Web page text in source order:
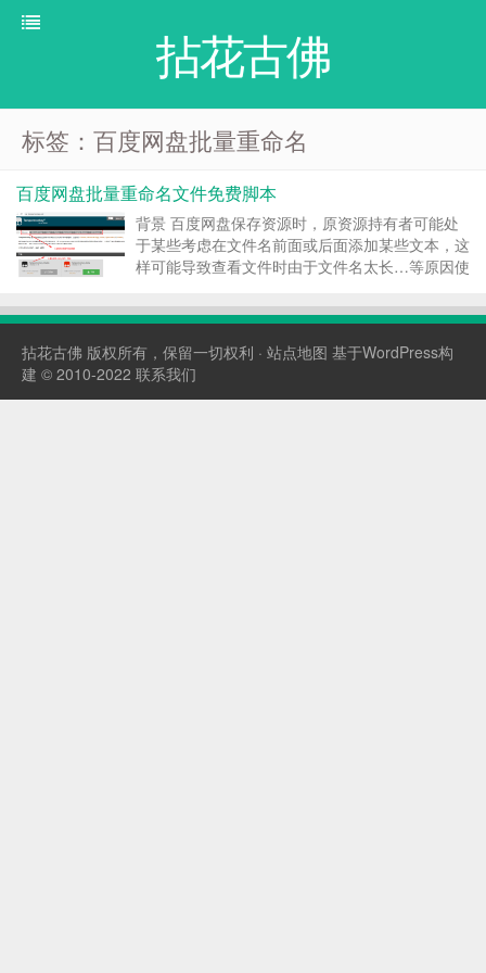
拈花古佛
标签：百度网盘批量重命名
百度网盘批量重命名文件免费脚本
背景 百度网盘保存资源时，原资源持有者可能处
于某些考虑在文件名前面或后面添加某些文本，这
样可能导致查看文件时由于文件名太长…等原因使
添加 请联系qq:【xxxxx】 或 来源于网站:
拈花古佛 版权所有，保留一切权利 · 站点地图 基于WordPress构
建 © 2010-2022 联系我们